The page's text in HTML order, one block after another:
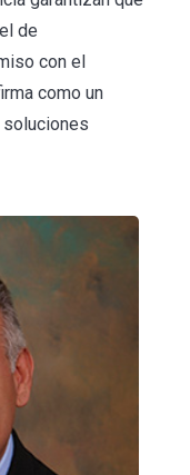
de
con el
como un
soluciones